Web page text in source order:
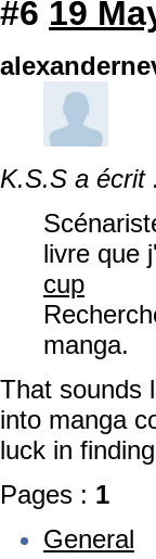
#6 19
K.S.S a écrit
livre que
cup
manga.
That sounds
into manga
luck in
Pages : 1
General